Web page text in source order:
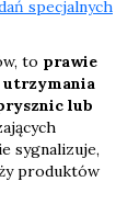
specjalnych
to prawie
utrzymania
lub
sygnalizuje,
produktów